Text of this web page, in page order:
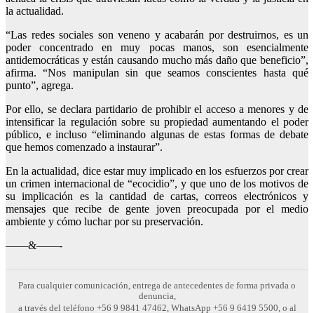
la actualidad.
“Las redes sociales son veneno y acabarán por destruirnos, es un
poder concentrado en muy pocas manos, son esencialmente
antidemocráticas y están causando mucho más daño que beneficio”,
afirma. “Nos manipulan sin que seamos conscientes hasta qué
punto”, agrega.
Por ello, se declara partidario de prohibir el acceso a menores y de
intensificar la regulación sobre su propiedad aumentando el poder
público, e incluso “eliminando algunas de estas formas de debate
que hemos comenzado a instaurar”.
En la actualidad, dice estar muy implicado en los esfuerzos por crear
un crimen internacional de “ecocidio”, y que uno de los motivos de
su implicación es la cantidad de cartas, correos electrónicos y
mensajes que recibe de gente joven preocupada por el medio
ambiente y cómo luchar por su preservación.
——&——-
Para cualquier comunicación, entrega de antecedentes de forma privada o
denuncia,
a través del teléfono +56 9 9841 47462, WhatsApp +56 9 6419 5500, o al